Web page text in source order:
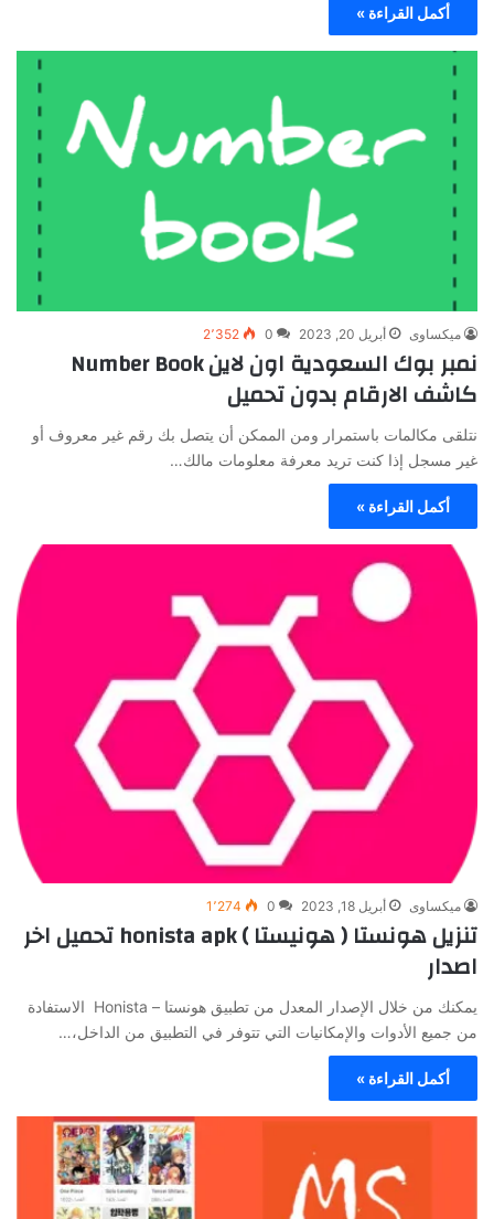
أكمل القراءة »
ميكساوى أبريل 20, 2023 0 2٬352
نمبر بوك السعودية اون لاين Number Book
كاشف الارقام بدون تحميل
نتلقى مكالمات باستمرار ومن الممكن أن يتصل بك رقم غير معروف أو
غير مسجل إذا كنت تريد معرفة معلومات مالك…
أكمل القراءة »
ميكساوى أبريل 18, 2023 0 1٬274
تنزيل هونستا ( هونيستا ) honista apk تحميل اخر
اصدار
يمكنك من خلال الإصدار المعدل من تطبيق هونستا – Honista الاستفادة
من جميع الأدوات والإمكانيات التي تتوفر في التطبيق من الداخل،…
أكمل القراءة »